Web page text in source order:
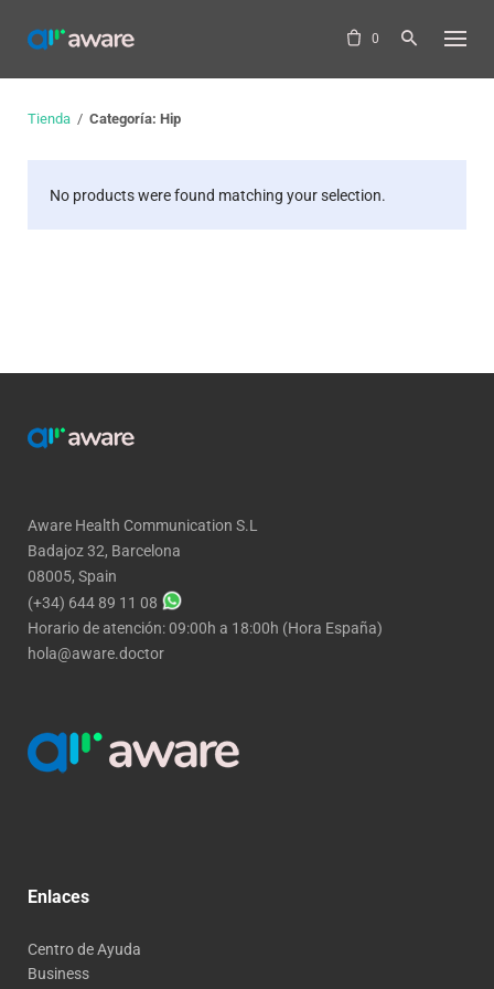
content
0
Tienda / Categoría: Hip
No products were found matching your selection.
Aware Health Communication S.L
Badajoz 32, Barcelona
08005, Spain
(+34) 644 89 11 08
Horario de atención: 09:00h a 18:00h (Hora España)
hola@aware.doctor
Enlaces
Centro de Ayuda
Business